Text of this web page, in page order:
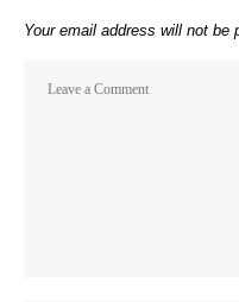
Your email address will not be